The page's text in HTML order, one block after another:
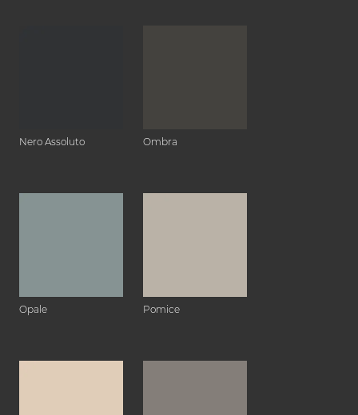
Nero Assoluto Ombra
Opale Pomice